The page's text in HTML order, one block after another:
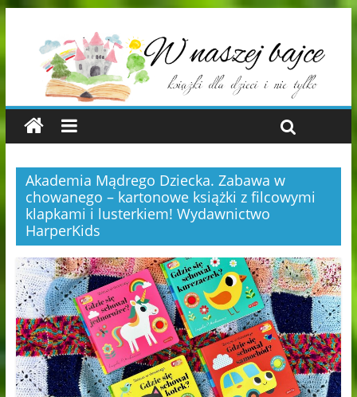
Akademia Mądrego Dziecka. Zabawa w
chowanego – kartonowe książki z filcowymi
klapkami i lusterkiem! Wydawnictwo
HarperKids